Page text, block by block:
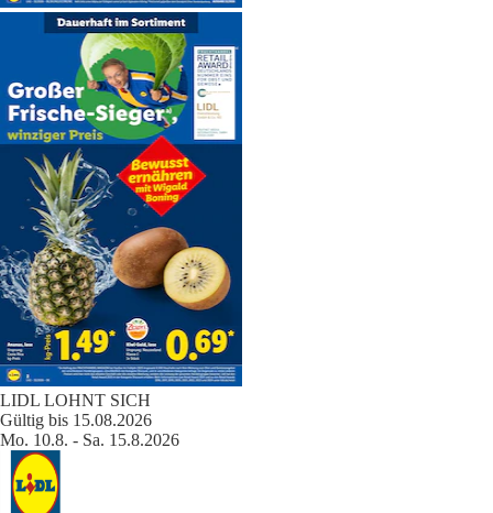
LIDL LOHNT SICH
Gültig bis 15.08.2026
Mo. 10.8. - Sa. 15.8.2026